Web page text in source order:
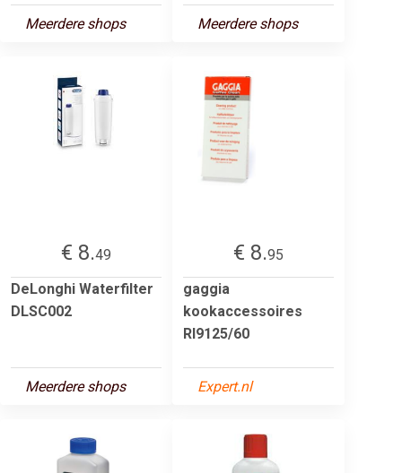
Meerdere shops Meerdere shops
€ 8.49
DeLonghi Waterfilter
DLSC002
Meerdere shops
€ 8.95
gaggia
kookaccessoires
RI9125/60
Expert.nl